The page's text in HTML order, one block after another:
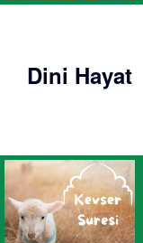
Dini Hayat